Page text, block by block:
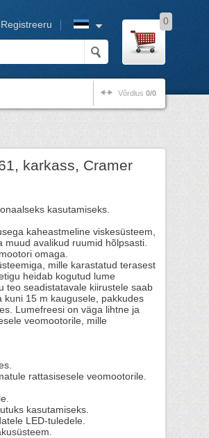
Registreeru 0
Võrdlus 0/0
karkass, Cramer
kasutamiseks.
kaheastmeline viskesüsteem,
muud avalikud ruumid hõlpsasti.
omaga.
mille karastatud terasest
heidab kogutud lume
teo seadistatavale kiirustele saab
kuni 15 m kaugusele, pakkudes
Lumefreesi on väga lihtne ja
veomootorile, mille
rattasisesele veomootorile.
kasutamiseks.
LED-tuledele.